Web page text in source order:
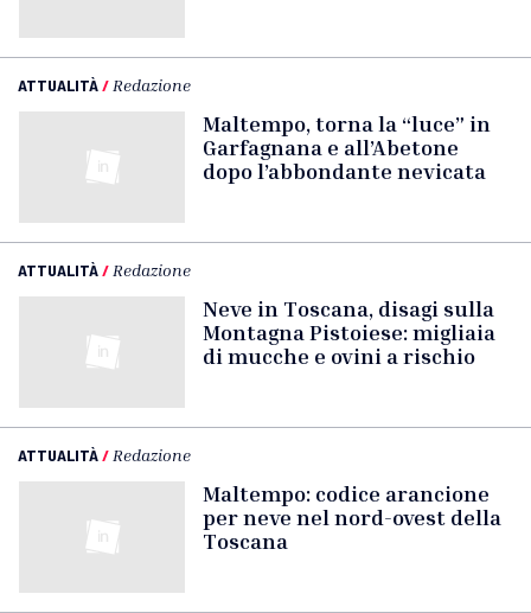
ATTUALITÀ/ Redazione
Maltempo, torna la “luce” in
Garfagnana e all’Abetone
dopo l’abbondante nevicata
ATTUALITÀ/ Redazione
Neve in Toscana, disagi sulla
Montagna Pistoiese: migliaia
di mucche e ovini a rischio
ATTUALITÀ/ Redazione
Maltempo: codice arancione
per neve nel nord-ovest della
Toscana